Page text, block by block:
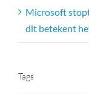
Microsoft
dit betekent
Tags